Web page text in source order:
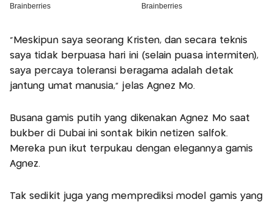
“Meskipun saya seorang Kristen, dan secara teknis
saya tidak berpuasa hari ini (selain puasa intermiten),
saya percaya toleransi beragama adalah detak
jantung umat manusia,” jelas Agnez Mo.
Busana gamis putih yang dikenakan Agnez Mo saat
bukber di Dubai ini sontak bikin netizen salfok.
Mereka pun ikut terpukau dengan elegannya gamis
Agnez.
Tak sedikit juga yang memprediksi model gamis yang